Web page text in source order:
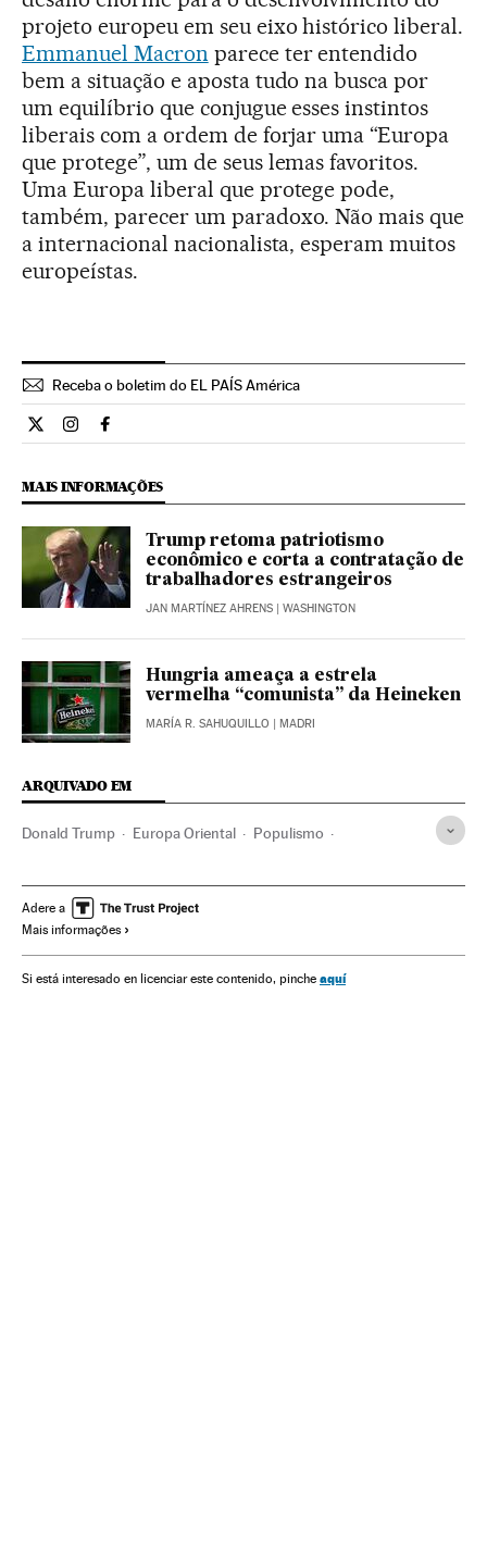
projeto europeu em seu eixo histórico liberal.
Emmanuel Macron parece ter entendido
bem a situação e aposta tudo na busca por
um equilíbrio que conjugue esses instintos
liberais com a ordem de forjar uma “Europa
que protege”, um de seus lemas favoritos.
Uma Europa liberal que protege pode,
também, parecer um paradoxo. Não mais que
a internacional nacionalista, esperam muitos
europeístas.
Receba o boletim do EL PAÍS América
Internacional El País Brasil en Twitter
Internacional El País Brasil en Instagram
Internacional El País Brasil en Facebook
MAIS INFORMAÇÕES
Trump retoma patriotismo
econômico e corta a contratação de
trabalhadores estrangeiros
JAN MARTÍNEZ AHRENS | WASHINGTON
Hungria ameaça a estrela
vermelha “comunista” da Heineken
MARÍA R. SAHUQUILLO | MADRI
ARQUIVADO EM
Donald Trump Europa Oriental Populismo
Fascismo América do Norte
Europa Ocidental
América Organizações internacionais Política
Adere a
Mais informações
Si está interesado en licenciar este contenido, pinche aquí